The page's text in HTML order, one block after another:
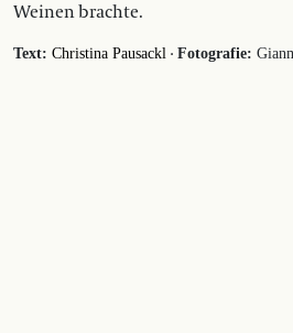
Weinen brachte.
Text: Christina Pausackl · Fotografie: